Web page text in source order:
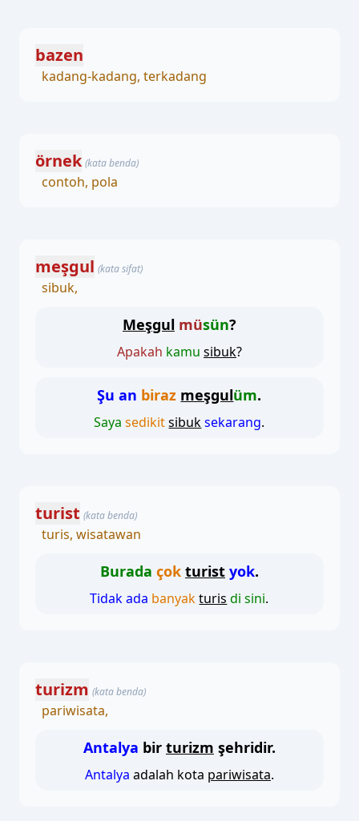
bazen
kadang-kadang, terkadang
örnek (kata benda)
contoh, pola
meşgul (kata sifat)
sibuk,
Meşgul müsün?
Apakah kamu sibuk?
Şu an biraz meşgulüm.
Saya sedikit sibuk sekarang.
turist (kata benda)
turis, wisatawan
Burada çok turist yok.
Tidak ada banyak turis di sini.
turizm (kata benda)
pariwisata,
Antalya bir turizm şehridir.
Antalya adalah kota pariwisata.